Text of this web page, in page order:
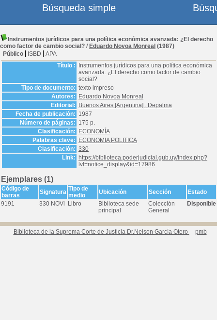
Instrumentos jurídicos para una política económica avanzada: ¿El derecho
como factor de cambio social? / Eduardo Novoa Monreal (1987)
Público
ISBD
APA
Título :
Instrumentos jurídicos para una política económica
avanzada: ¿El derecho como factor de cambio
social?
Tipo de documento: texto impreso
Autores:
Eduardo Novoa Monreal
Editorial:
Buenos Aires [Argentina] : Depalma
Fecha de publicación: 1987
Número de páginas: 175 p.
Clasificación:
ECONOMÍA
Palabras clave:
ECONOMIA POLITICA
Clasificación: 330
Link:
https://biblioteca.poderjudicial.gub.uy/index.php?
lvl=notice_display&id=17986
Ejemplares (1)
Código de
barras
Signatura Tipo de
medio
Ubicación Sección
Estado
9191
330 NOVi Libro
Biblioteca sede
principal
Colección
General
Disponible
Biblioteca de la Suprema Corte de Justicia Dr.Nelson García Otero pmb
Búsqueda simple